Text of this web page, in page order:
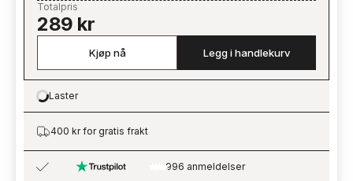
Totalpris
289 kr
Kjøp nå Legg i handlekurv
Loading…
Laster
400 kr for gratis frakt
996 anmeldelser